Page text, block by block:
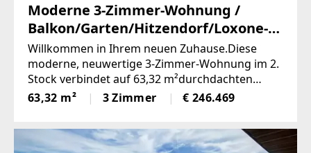
Moderne 3-Zimmer-Wohnung /
Balkon/Garten/Hitzendorf/Loxone-
Vollautomatisiert (Provisionsfrei)
Willkommen in Ihrem neuen Zuhause.Diese
moderne, neuwertige 3-Zimmer-Wohnung im 2.
Stock verbindet auf 63,32 m²durchdachten
Wohnkomfort mit intelligenter Haustechnik –
hell, energieeffizientund sofort bezugsfertig.Im
63,32 m² 3 Zimmer € 246.469